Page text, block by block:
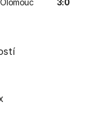
Olomouc 3:0